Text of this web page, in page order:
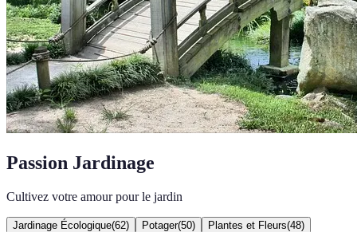
Passion Jardinage
Cultivez votre amour pour le jardin
Jardinage Écologique(62) Potager(50) Plantes et Fleurs(48)